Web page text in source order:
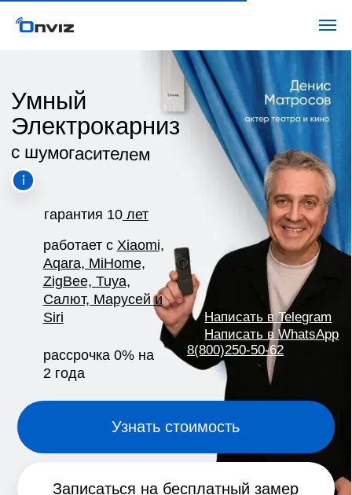
работает с
Aqara, MiHome,
Салют, Марусей и
рассрочка 0% на
2 года
Узнать стоимость
Написать в WhatsApp
8(800)250-50-62
Записаться на бесплатный замер
Электрокарниз
с шумогасителем
гарантия 10лет